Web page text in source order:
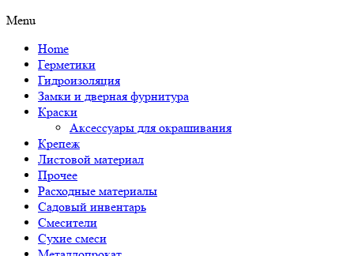
Menu
Home
Герметики
Гидроизоляция
Замки и дверная фурнитура
Краски
Аксессуары для окрашивания
Крепеж
Листовой материал
Прочее
Расходные материалы
Садовый инвентарь
Смесители
Сухие смеси